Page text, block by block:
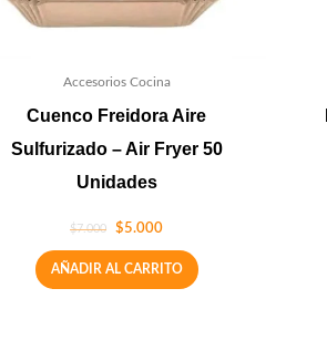
Accesorios Cocina
Cuenco Freidora Aire
Sulfurizado – Air Fryer 50
Unidades
$7.000 $5.000
AÑADIR AL CARRITO